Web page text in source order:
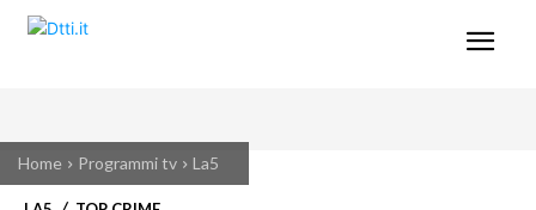
Home Programmi tv La5